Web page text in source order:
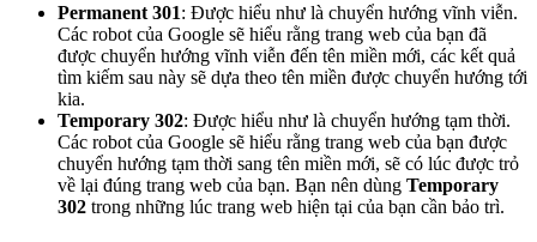
Permanent 301: Được hiểu như là chuyển hướng vĩnh viễn.
Các robot của Google sẽ hiểu rằng trang web của bạn đã
được chuyển hướng vĩnh viễn đến tên miền mới, các kết quả
tìm kiếm sau này sẽ dựa theo tên miền được chuyển hướng tới
kia.
Temporary 302: Được hiểu như là chuyển hướng tạm thời.
Các robot của Google sẽ hiểu rằng trang web của bạn được
chuyển hướng tạm thời sang tên miền mới, sẽ có lúc được trỏ
về lại đúng trang web của bạn. Bạn nên dùng Temporary
302 trong những lúc trang web hiện tại của bạn cần bảo trì.